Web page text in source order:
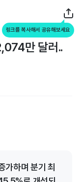
링크를 복사해서 공유해보세요
만 달러..
가하며 분기 최